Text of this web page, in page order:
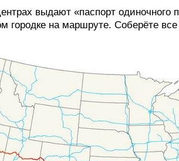
выдают «паспорт
городке на маршруте. Соберёте